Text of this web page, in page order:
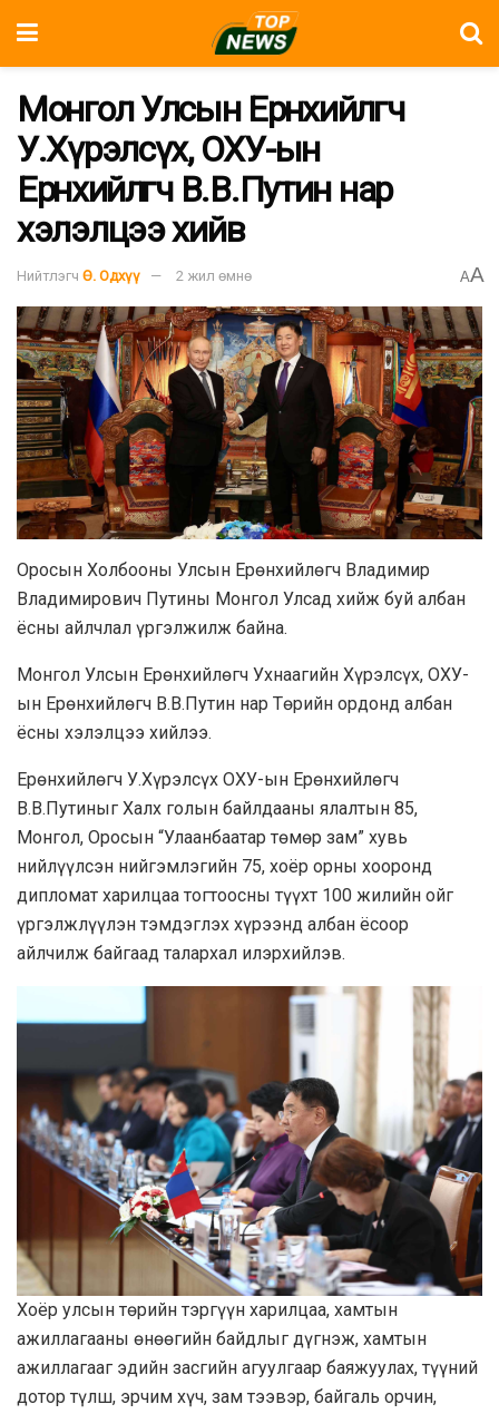
Монгол Улсын Ерөнхийлөгч
У.Хүрэлсүх, ОХУ-ын
Ерөнхийлөгч В.В.Путин нар
хэлэлцээ хийв
Нийтлэгч Ө. Одхүү 2 жил өмнө AA
Оросын Холбооны Улсын Ерөнхийлөгч Владимир
Владимирович Путины Монгол Улсад хийж буй албан
ёсны айлчлал үргэлжилж байна.
Монгол Улсын Ерөнхийлөгч Ухнаагийн Хүрэлсүх, ОХУ-
ын Ерөнхийлөгч В.В.Путин нар Төрийн ордонд албан
ёсны хэлэлцээ хийлээ.
Ерөнхийлөгч У.Хүрэлсүх ОХУ-ын Ерөнхийлөгч
В.В.Путиныг Халх голын байлдааны ялалтын 85,
Монгол, Оросын “Улаанбаатар төмөр зам” хувь
нийлүүлсэн нийгэмлэгийн 75, хоёр орны хооронд
дипломат харилцаа тогтоосны түүхт 100 жилийн ойг
үргэлжлүүлэн тэмдэглэх хүрээнд албан ёсоор
айлчилж байгаад талархал илэрхийлэв.
Хоёр улсын төрийн тэргүүн харилцаа, хамтын
ажиллагааны өнөөгийн байдлыг дүгнэж, хамтын
ажиллагааг эдийн засгийн агуулгаар баяжуулах, түүний
дотор түлш, эрчим хүч, зам тээвэр, байгаль орчин,